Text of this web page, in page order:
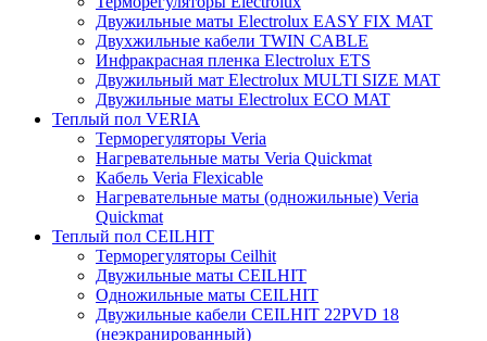
Двужильные маты Electrolux EASY FIX MAT
Двухжильные кабели TWIN CABLE
Инфракрасная пленка Electrolux ETS
Двужильный мат Electrolux MULTI SIZE MAT
Двужильные маты Electrolux ECO MAT
Теплый пол VERIA
Терморегуляторы Veria
Нагревательные маты Veria Quickmat
Кабель Veria Flexicable
Нагревательные маты (одножильные) Veria
Quickmat
Теплый пол CEILHIT
Терморегуляторы Ceilhit
Двужильные маты CEILHIT
Одножильные маты CEILHIT
Двужильные кабели CEILHIT 22PVD 18
(неэкранированный)